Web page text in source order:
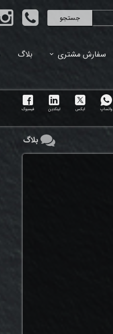
جستجو
سفارش مشتری بلاگ
واتساپ ایکس لینکدین فیسبوک
بلاگ